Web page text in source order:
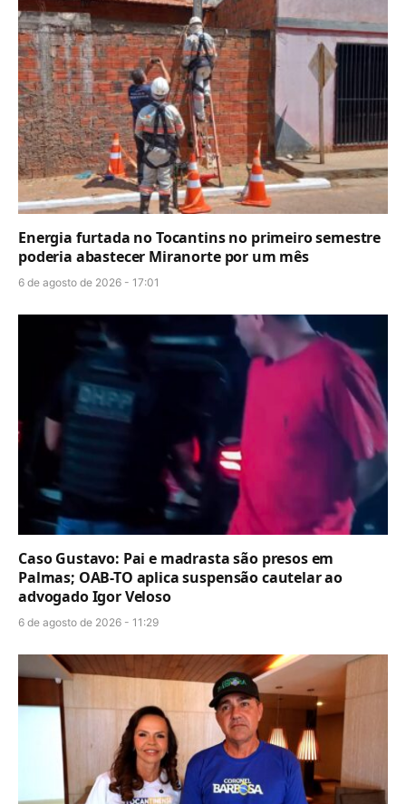
Energia furtada no Tocantins no primeiro semestre
poderia abastecer Miranorte por um mês
6 de agosto de 2026 - 17:01
Caso Gustavo: Pai e madrasta são presos em
Palmas; OAB-TO aplica suspensão cautelar ao
advogado Igor Veloso
6 de agosto de 2026 - 11:29